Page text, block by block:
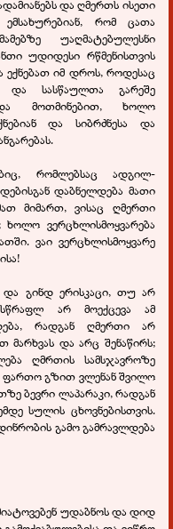
და ღმერთს ისეთი
რომ ცათა
უაღმატებულესნი
უდიდესი რწმენისთვის
ექნებათ იმ დროს, როდესაც
და სასწაულთა გარეშე
მოთმინებით, ხოლო
და სიბრძნესა და
რომლებსაც ადგილ-
დაბნელდება მათი
მიმართ, ვისაც ღმერთი
ვერცხლისმოყვარება
ვაი ვერცხლისმოყვარე
და გინდ ერისკაცი, თუ არ
არ მოექცევა ამ
რადგან ღმერთი არ
მარხვას და არც შენაწირს;
ღმრთის სამსჯავროზე
ფართო გზით ვლენან შვილო
ბევრი ლაპარაკი, რადგან
სულის ცხოვნებისთვის.
გამო გამრავლდება
უდაბნოს და დიდ